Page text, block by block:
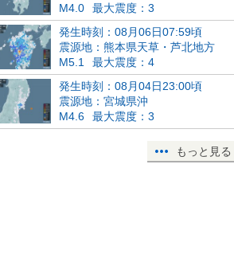
M4.0
最大震度：3
発生時刻：08月06日07:59頃
震源地：熊本県天草・芦北地方
M5.1
最大震度：4
発生時刻：08月04日23:00頃
震源地：宮城県沖
M4.6
最大震度：3
もっと見る